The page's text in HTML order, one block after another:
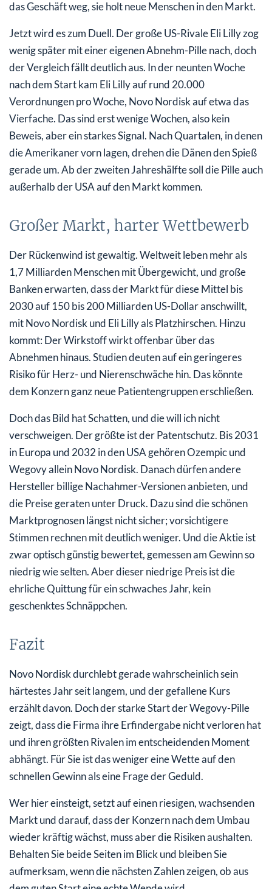
das Geschäft weg, sie holt neue Menschen in den Markt.
Jetzt wird es zum Duell. Der große US-Rivale Eli Lilly zog
wenig später mit einer eigenen Abnehm-Pille nach, doch
der Vergleich fällt deutlich aus. In der neunten Woche
nach dem Start kam Eli Lilly auf rund 20.000
Verordnungen pro Woche, Novo Nordisk auf etwa das
Vierfache. Das sind erst wenige Wochen, also kein
Beweis, aber ein starkes Signal. Nach Quartalen, in denen
die Amerikaner vorn lagen, drehen die Dänen den Spieß
gerade um. Ab der zweiten Jahreshälfte soll die Pille auch
außerhalb der USA auf den Markt kommen.
Großer Markt, harter Wettbewerb
Der Rückenwind ist gewaltig. Weltweit leben mehr als
1,7 Milliarden Menschen mit Übergewicht, und große
Banken erwarten, dass der Markt für diese Mittel bis
2030 auf 150 bis 200 Milliarden US-Dollar anschwillt,
mit Novo Nordisk und Eli Lilly als Platzhirschen. Hinzu
kommt: Der Wirkstoff wirkt offenbar über das
Abnehmen hinaus. Studien deuten auf ein geringeres
Risiko für Herz- und Nierenschwäche hin. Das könnte
dem Konzern ganz neue Patientengruppen erschließen.
Doch das Bild hat Schatten, und die will ich nicht
verschweigen. Der größte ist der Patentschutz. Bis 2031
in Europa und 2032 in den USA gehören Ozempic und
Wegovy allein Novo Nordisk. Danach dürfen andere
Hersteller billige Nachahmer-Versionen anbieten, und
die Preise geraten unter Druck. Dazu sind die schönen
Marktprognosen längst nicht sicher; vorsichtigere
Stimmen rechnen mit deutlich weniger. Und die Aktie ist
zwar optisch günstig bewertet, gemessen am Gewinn so
niedrig wie selten. Aber dieser niedrige Preis ist die
ehrliche Quittung für ein schwaches Jahr, kein
geschenktes Schnäppchen.
Fazit
Novo Nordisk durchlebt gerade wahrscheinlich sein
härtestes Jahr seit langem, und der gefallene Kurs
erzählt davon. Doch der starke Start der Wegovy-Pille
zeigt, dass die Firma ihre Erfindergabe nicht verloren hat
und ihren größten Rivalen im entscheidenden Moment
abhängt. Für Sie ist das weniger eine Wette auf den
schnellen Gewinn als eine Frage der Geduld.
Wer hier einsteigt, setzt auf einen riesigen, wachsenden
Markt und darauf, dass der Konzern nach dem Umbau
wieder kräftig wächst, muss aber die Risiken aushalten.
Behalten Sie beide Seiten im Blick und bleiben Sie
aufmerksam, wenn die nächsten Zahlen zeigen, ob aus